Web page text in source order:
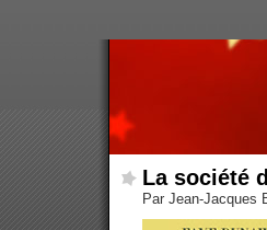
La société
Par Jean-Jacques